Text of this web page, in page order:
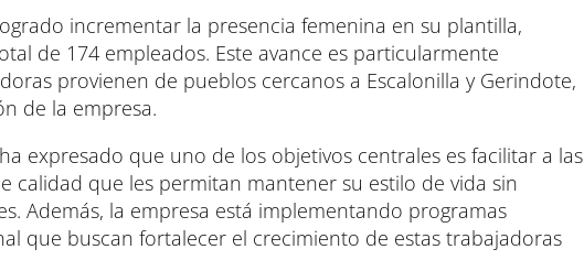
n n n
incrementar la presencia femenina en su plantilla,
de 174 empleados. Este avance es particularmente
provienen de pueblos cercanos a Escalonilla y Gerindote,
de la empresa.
expresado que uno de los objetivos centrales es facilitar a las
calidad que les permitan mantener su estilo de vida sin
Además, la empresa está implementando programas
que buscan fortalecer el crecimiento de estas trabajadoras